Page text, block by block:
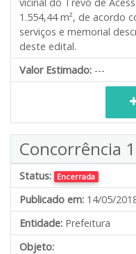
1.554,44 m², de acordo
serviços e memorial
deste edital.
Valor Estimado: ---
Concorrência
Status: Encerrada
Publicado em: 14/05/
Entidade: Prefeitura
Objeto: